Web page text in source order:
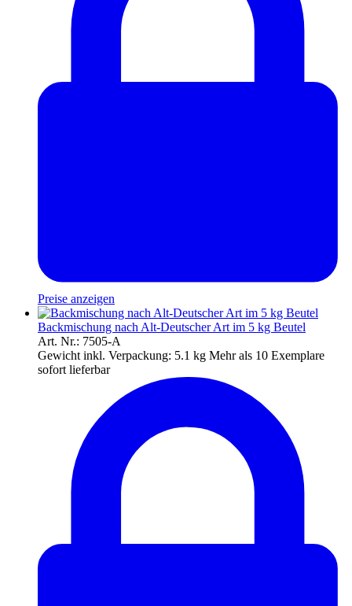
Preise anzeigen
Backmischung nach Alt-Deutscher Art im 5 kg Beutel
Art. Nr.: 7505-A
Gewicht inkl. Verpackung: 5.1 kg Mehr als 10 Exemplare
sofort lieferbar